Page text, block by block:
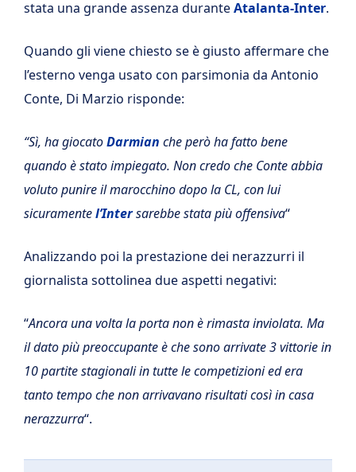
stata una grande assenza duranteAtalanta-Inter.
Quando gli viene chiesto se è giusto affermare che
l’esterno venga usato con parsimonia da Antonio
Conte, Di Marzio risponde:
“Sì, ha giocatoDarmian che però ha fatto bene
quando è stato impiegato. Non credo che Conte abbia
voluto punire il marocchino dopo la CL, con lui
sicuramentel’Intersarebbe stata più offensiva“
Analizzando poi la prestazione dei nerazzurri il
giornalista sottolinea due aspetti negativi:
“Ancora una volta la porta non è rimasta inviolata. Ma
il dato più preoccupante è che sono arrivate 3 vittorie in
10 partite stagionali in tutte le competizioni ed era
tanto tempo che non arrivavano risultati così in casa
nerazzurra“.